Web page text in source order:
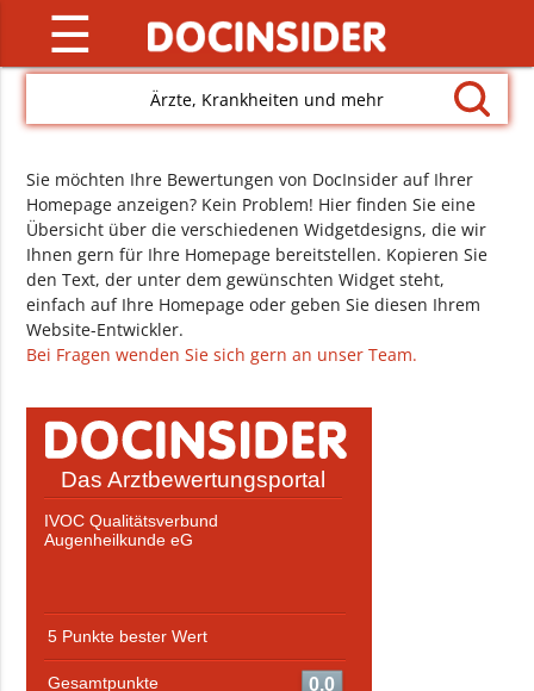
☰
Ärzte, Krankheiten und mehr
Sie möchten Ihre Bewertungen von DocInsider auf Ihrer
Homepage anzeigen? Kein Problem! Hier finden Sie eine
Übersicht über die verschiedenen Widgetdesigns, die wir
Ihnen gern für Ihre Homepage bereitstellen. Kopieren Sie
den Text, der unter dem gewünschten Widget steht,
einfach auf Ihre Homepage oder geben Sie diesen Ihrem
Website-Entwickler.
Bei Fragen wenden Sie sich gern an unser Team.